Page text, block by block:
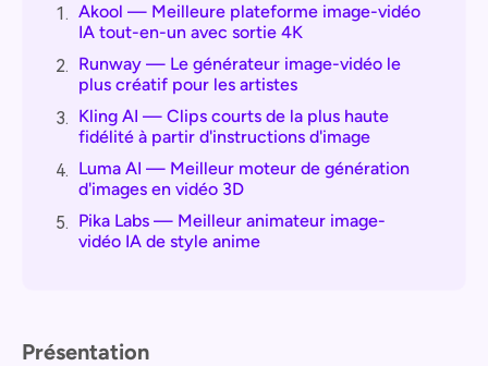
1. Akool — Meilleure plateforme image-vidéo
IA tout-en-un avec sortie 4K
2. Runway — Le générateur image-vidéo le
plus créatif pour les artistes
3. Kling AI — Clips courts de la plus haute
fidélité à partir d'instructions d'image
4. Luma AI — Meilleur moteur de génération
d'images en vidéo 3D
5. Pika Labs — Meilleur animateur image-
vidéo IA de style anime
Présentation